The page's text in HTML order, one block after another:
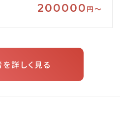
200000 円〜
詳しく見る